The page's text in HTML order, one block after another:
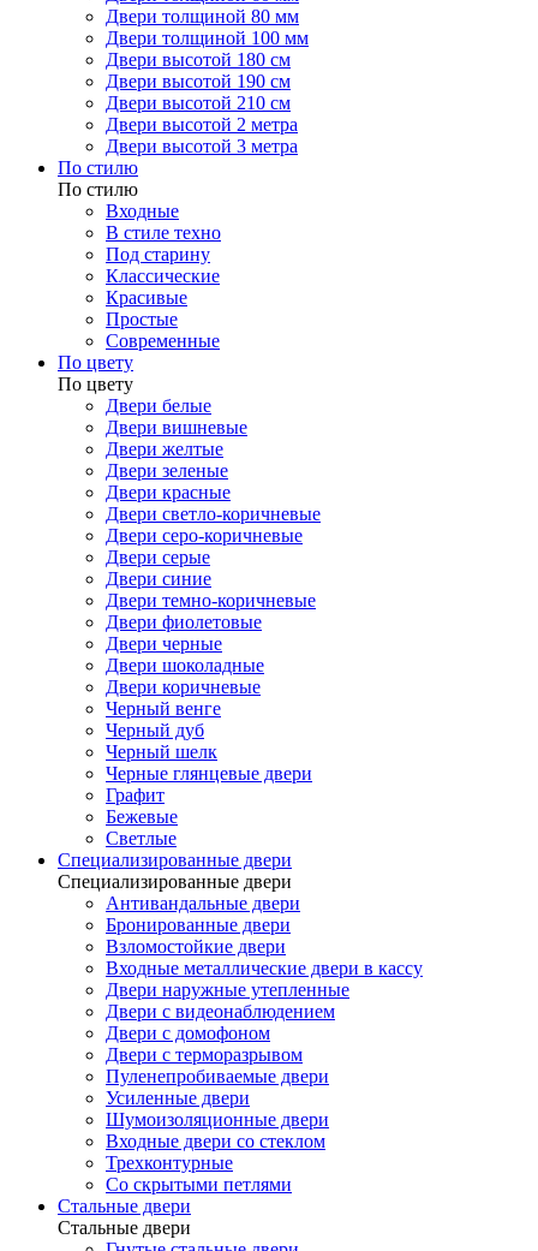
Двери толщиной 80 мм
Двери толщиной 100 мм
Двери высотой 180 см
Двери высотой 190 см
Двери высотой 210 см
Двери высотой 2 метра
Двери высотой 3 метра
По стилю
По стилю
Входные
В стиле техно
Под старину
Классические
Красивые
Простые
Современные
По цвету
По цвету
Двери белые
Двери вишневые
Двери желтые
Двери зеленые
Двери красные
Двери светло-коричневые
Двери серо-коричневые
Двери серые
Двери синие
Двери темно-коричневые
Двери фиолетовые
Двери черные
Двери шоколадные
Двери коричневые
Черный венге
Черный дуб
Черный шелк
Черные глянцевые двери
Графит
Бежевые
Светлые
Специализированные двери
Специализированные двери
Антивандальные двери
Бронированные двери
Взломостойкие двери
Входные металлические двери в кассу
Двери наружные утепленные
Двери с видеонаблюдением
Двери с домофоном
Двери с терморазрывом
Пуленепробиваемые двери
Усиленные двери
Шумоизоляционные двери
Входные двери со стеклом
Трехконтурные
Со скрытыми петлями
Стальные двери
Стальные двери